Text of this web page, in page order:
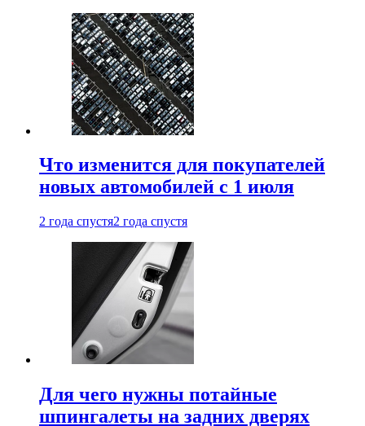
Что изменится для покупателей
новых автомобилей с 1 июля
2 года спустя2 года спустя
Для чего нужны потайные
шпингалеты на задних дверях